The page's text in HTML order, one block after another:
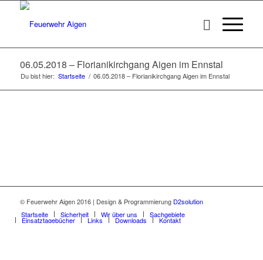
06.05.2018 – Florianikirchgang Aigen im Ennstal
Du bist hier: Startseite / 06.05.2018 – Florianikirchgang Aigen im Ennstal
© Feuerwehr Aigen 2016 | Design & Programmierung D2solution
Startseite
Sicherheit Wir über uns Sachgebiete
Einsatztagebücher Links Downloads Kontakt